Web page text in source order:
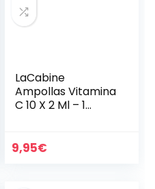
LaCabine
Ampollas Vitamina
C 10 X 2 Ml – 1
9,95€